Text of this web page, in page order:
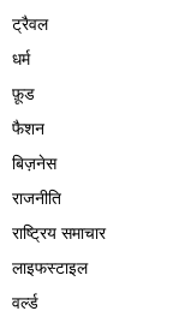
ट्रैवल
धर्म
फ़ूड
फैशन
बिज़नेस
राजनीति
राष्ट्रिय समाचार
लाइफस्टाइल
वर्ल्ड